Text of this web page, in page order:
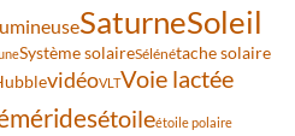
SaturneSoleil
Système solaireSélénétache solaire
vidéoVLTVoie lactée
étoileétoile polaire